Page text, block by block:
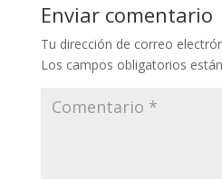
Enviar comentario
Tu dirección de correo
Los campos obligatorios